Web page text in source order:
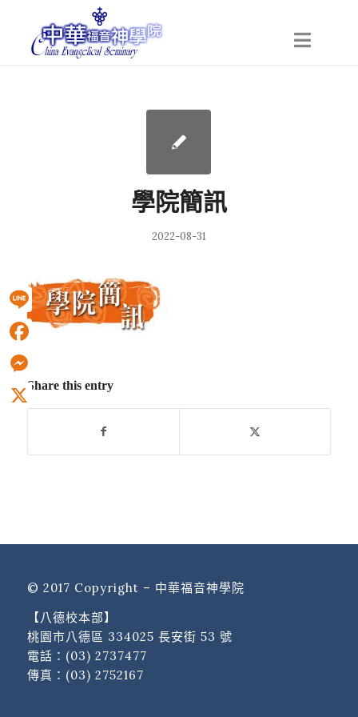
學院簡訊
2022-08-31
Share this entry
© 2017 Copyright – 中華福音神學院
【八德校本部】
桃園市八德區 334025 長安街 53 號
電話： (03) 2737477
傳真：(03) 2752167
Line
Facebook
Messenger